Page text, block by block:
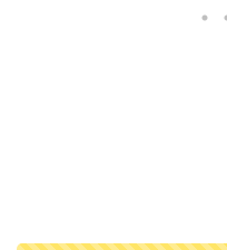
「奇跡の人参ジュース